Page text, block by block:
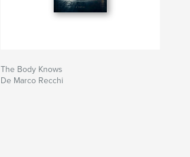
The Body Knows
De Marco Recchi